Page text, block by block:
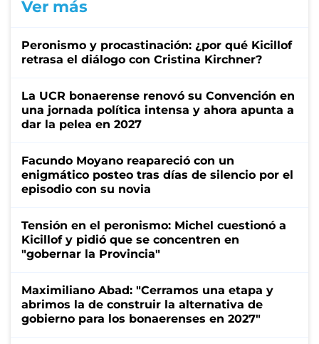
Ver más
Peronismo y procastinación: ¿por qué Kicillof
retrasa el diálogo con Cristina Kirchner?
La UCR bonaerense renovó su Convención en
una jornada política intensa y ahora apunta a
dar la pelea en 2027
Facundo Moyano reapareció con un
enigmático posteo tras días de silencio por el
episodio con su novia
Tensión en el peronismo: Michel cuestionó a
Kicillof y pidió que se concentren en
"gobernar la Provincia"
Maximiliano Abad: "Cerramos una etapa y
abrimos la de construir la alternativa de
gobierno para los bonaerenses en 2027"